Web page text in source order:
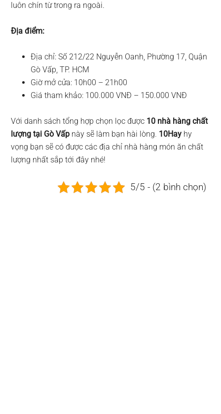
luôn chín từ trong ra ngoài.
Địa điểm:
Địa chỉ: Số 212/22 Nguyễn Oanh, Phường 17, Quận
Gò Vấp, TP. HCM
Giờ mở cửa: 10h00 – 21h00
Giá tham khảo: 100.000 VNĐ – 150.000 VNĐ
Với danh sách tổng hợp chọn lọc được 10 nhà hàng chất
lượng tại Gò Vấp này sẽ làm bạn hài lòng. 10Hay hy
vọng bạn sẽ có được các địa chỉ nhà hàng món ăn chất
lượng nhất sắp tới đây nhé!
5/5 - (2 bình chọn)